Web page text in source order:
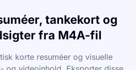
tankekort og
fra M4A-fil
korte resuméer og visuelle